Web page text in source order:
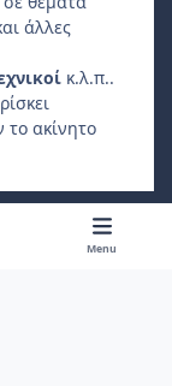
άλλες
κ.λ.π..
ακίνητο
f
Menu